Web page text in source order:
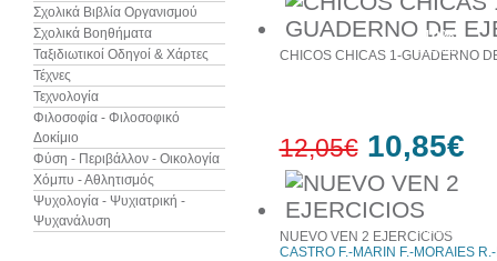
Σχολικά Βιβλία Οργανισμού
Σχολικά Βοηθήματα
Ταξιδιωτικοί Οδηγοί & Χάρτες
Τέχνες
Τεχνολογία
Φιλοσοφία - Φιλοσοφικό
Δοκίμιο
Φύση - Περιβάλλον - Οικολογία
Χόμπυ - Αθλητισμός
Ψυχολογία - Ψυχιατρική -
Ψυχανάλυση
10%
έκπτωση
10%
έκπτωση
CHICOS CHICAS 1-GUADERNO
12,05€ 10,85€
NUEVO VEN 2 EJERCICIOS
CASTRO F.-MARIN F.-MORAIES